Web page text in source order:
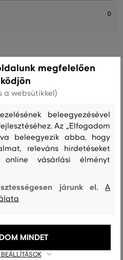
0
megegyezik az általam
mérettel
megegyezik az általam
mérettel
megegyezik az általam
mérettel
megegyezik az általam
megfelelően
a websütikkel)
beleegyezésével
Az „Elfogadom
beleegyezik abba, hogy
releváns hirdetéseket
vásárlási élményt
járunk el.A
MINDET